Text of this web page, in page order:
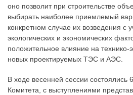
оно позволит при строительстве
выбирать наиболее приемлемый
конкретном случае их возведения с
экологических и экономических
положительное влияние на технико-
новых проектируемых ТЭС и АЭС.
В ходе весенней сессии
Комитета, с выступлениями